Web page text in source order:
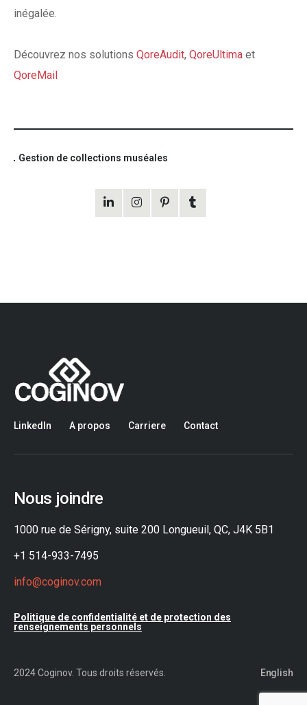
inégalée.
Découvrez nos solutions QoreAudit, QoreUltima et
QoreMail
Gestion de collections muséales
LinkedIn A propos Carriere Contact
Nous joindre
1000 rue de Sérigny, suite 200 Longueuil, QC, J4K 5B1
+1 514-933-7495
info@coginov.com
Politique de confidentialité et de protection des
renseignements personnels
2024 Coginov. Tous droits réservés. English